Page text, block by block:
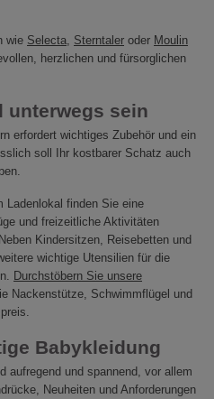
wie Selecta Sterntaler oder Moulin
herzlichen und fürsorglichen
unterwegs sein
erfordert wichtiges Zubehör und ein
soll Ihr kostbarer Schatz auch
Ladenlokal finden Sie eine
und freizeitliche Aktivitäten
Kindersitzen, Reisebetten und
wichtige Utensilien für die
Durchstöbern Sie unsere
Nackenstütze, Schwimmflügel und
Babykleidung
aufregend und spannend, vor allem
Neuheiten und Anforderungen